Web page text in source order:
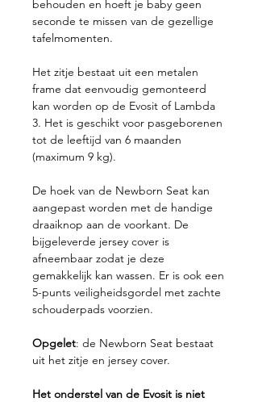
behouden en hoeft je baby geen
seconde te missen van de gezellige
tafelmomenten.
Het zitje bestaat uit een metalen
frame dat eenvoudig gemonteerd
kan worden op de Evosit of Lambda
3. Het is geschikt voor pasgeborenen
tot de leeftijd van 6 maanden
(maximum 9 kg).
De hoek van de Newborn Seat kan
aangepast worden met de handige
draaiknop aan de voorkant. De
bijgeleverde jersey cover is
afneembaar zodat je deze
gemakkelijk kan wassen. Er is ook een
5-punts veiligheidsgordel met zachte
schouderpads voorzien.
Opgelet: de Newborn Seat bestaat
uit het zitje en jersey cover.
Het onderstel van de Evosit is niet